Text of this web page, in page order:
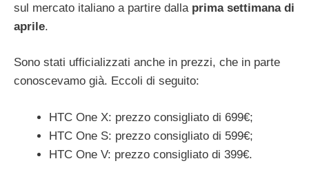
sul mercato italiano a partire dalla prima settimana di
aprile.
Sono stati ufficializzati anche in prezzi, che in parte
conoscevamo già. Eccoli di seguito:
HTC One X: prezzo consigliato di 699€;
HTC One S: prezzo consigliato di 599€;
HTC One V: prezzo consigliato di 399€.